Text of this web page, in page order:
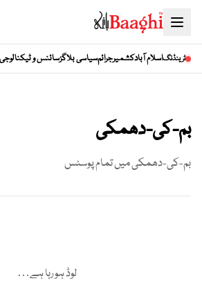
ٹرینڈنگاسلام آبادکشمیرجرائمسیاسی بلاگزسائنس و ٹیکنالوجی
بم-کی-دھمکی
بم-کی-دھمکیمیں تمام پوسٹس
لوڈ ہو رہا ہے…